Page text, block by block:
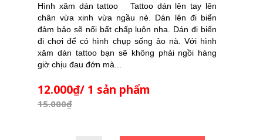
Hình xăm dán tattoo Tattoo dán lên tay lên
chân vừa xinh vừa ngầu nè. Dán lên đi biển
đảm bảo sẽ nổi bất chấp luôn nha. Dán đi biển
đi chơi để có hình chụp sống ảo nà. Với hình
xăm dán tattoo bạn sẽ không phải ngồi hàng
giờ chịu đau đớn mà...
12.000₫/ 1 sản phẩm
15.000₫